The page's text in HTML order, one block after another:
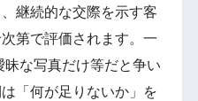
継続的な交際を示す客
第で評価されます。一
な写真だけ等だと争い
「何が足りないか」を